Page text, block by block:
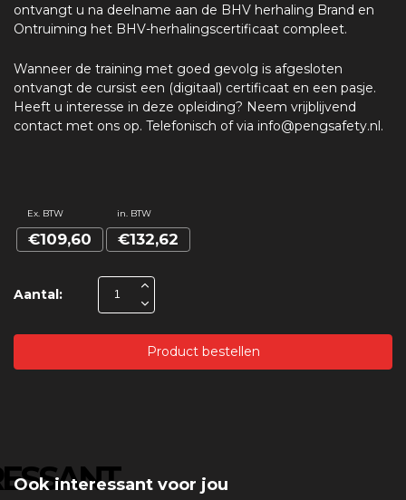
ontvangt u na deelname aan de BHV herhaling Brand en
Ontruiming het BHV-herhalingscertificaat compleet.
Wanneer de training met goed gevolg is afgesloten
ontvangt de cursist een (digitaal) certificaat en een pasje.
Heeft u interesse in deze opleiding? Neem vrijblijvend
contact met ons op. Telefonisch of via info@pengsafety.nl.
Aantal:
Ex. BTW in. BTW
€109,60 €132,62
Product bestellen
Ook interessant voor jou